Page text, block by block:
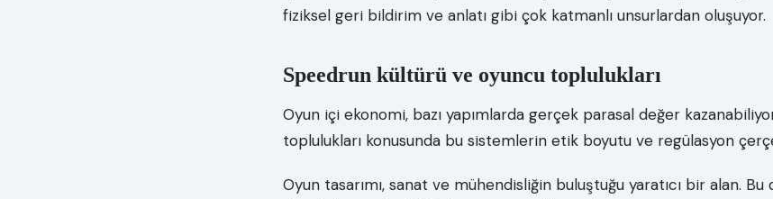
fiziksel geri bildirim ve anlatı gibi çok katmanlı unsurlardan oluşuyor.
Speedrun kültürü ve oyuncu toplulukları
Oyun içi ekonomi, bazı yapımlarda gerçek parasal değer
toplulukları konusunda bu sistemlerin etik boyutu ve regülasyon
Oyun tasarımı, sanat ve mühendisliğin buluştuğu yaratıcı bir alan. Bu